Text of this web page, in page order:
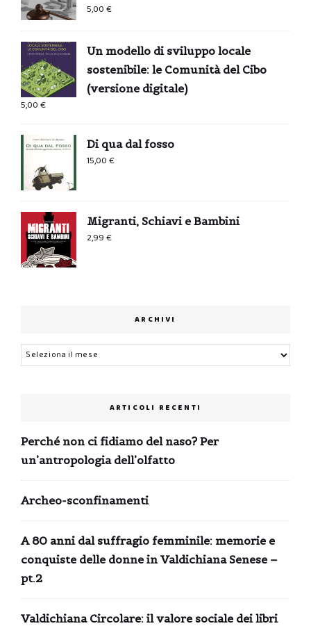
5,00€
Un modello di sviluppo locale
sostenibile: le Comunità del Cibo
(versione digitale)
5,00€
Di qua dal fosso
15,00€
Migranti, Schiavi e Bambini
2,99€
ARCHIVI
Archivi
ARTICOLI RECENTI
Perché non ci fidiamo del naso? Per
un’antropologia dell’olfatto
Archeo-sconfinamenti
A 80 anni dal suffragio femminile: memorie e
conquiste delle donne in Valdichiana Senese –
pt.2
Valdichiana Circolare: il valore sociale dei libri